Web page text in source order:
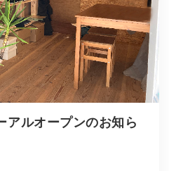
アルオープンのお知ら